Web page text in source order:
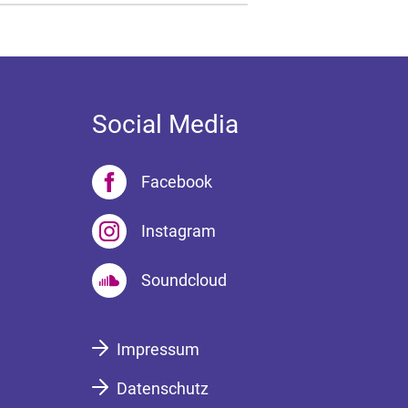
Social Media
Facebook
Instagram
Soundcloud
Impressum
Datenschutz